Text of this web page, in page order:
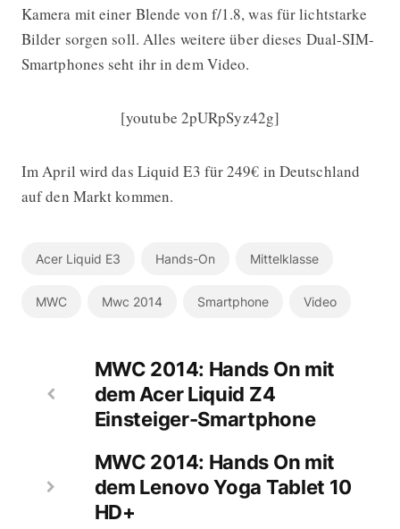
Kamera mit einer Blende von f/1.8, was für lichtstarke
Bilder sorgen soll. Alles weitere über dieses Dual-SIM-
Smartphones seht ihr in dem Video.
[youtube 2pURpSyz42g]
Im April wird das Liquid E3 für 249€ in Deutschland
auf den Markt kommen.
Acer Liquid E3 Hands-On Mittelklasse
MWC Mwc 2014 Smartphone Video
MWC 2014: Hands On mit
dem Acer Liquid Z4
Einsteiger-Smartphone
MWC 2014: Hands On mit
dem Lenovo Yoga Tablet 10
HD+